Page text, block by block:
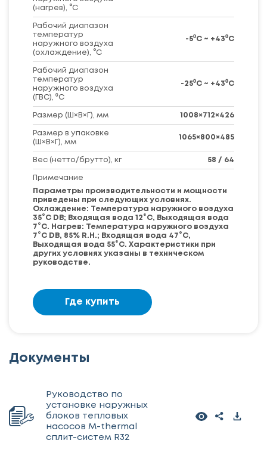
(нагрев), °С
Рабочий диапазон
температур
наружного воздуха
(охлаждение), °С
-5⁰C ~ +43⁰C
Рабочий диапазон
температур
наружного воздуха
(ГВС), ⁰C
-25⁰C ~ +43⁰C
Размер (Ш×В×Г), мм 1008×712×426
Размер в упаковке
(Ш×В×Г), мм
1065×800×485
Вес (нетто/брутто), кг 58 / 64
Примечание
Параметры производительности и мощности
приведены при следующих условиях.
Охлаждение: Температура наружного воздуха
35°C DB; Входящая вода 12°C, Выходящая вода
7°C. Нагрев: Температура наружного воздуха
7°C DB, 85% R.H.; Входящая вода 47°C,
Выходящая вода 55°C. Характеристики при
других условиях указаны в техническом
руководстве.
Где купить
Документы
Руководство по
установке наружных
блоков тепловых
насосов M-thermal
сплит-систем R32